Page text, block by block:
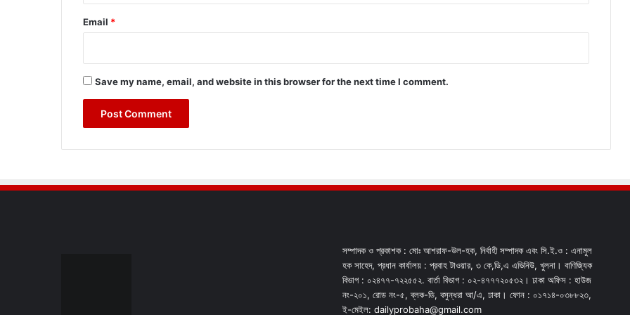
Email *
Save my name, email, and website in this browser for the next time I comment.
সম্পাদক ও প্রকাশক : মোঃ আশরাফ-উল-হক, নির্বাহী সম্পাদক এবং সি.ই.ও : এনামুল
হক সাহেদ, প্রধান কার্যালয় : প্রবাহ টাওয়ার, ৩ কে,ডি,এ এভিনিউ, খুলনা। বাণিজ্যিক
বিভাগ : ০২৪৭৭-৭২২৫৫২. বার্তা বিভাগ : ০২-৪৭৭৭২০৫৩২। ঢাকা অফিস : হাউজ
নং-২০১, রোড নং-৫, ব্লক-ডি, বসুন্ধরা আ/এ, ঢাকা। ফোন : ০১৭১৪-০৩৮৮২৩,
ই-মেইল: dailyprobaha@gmail.com